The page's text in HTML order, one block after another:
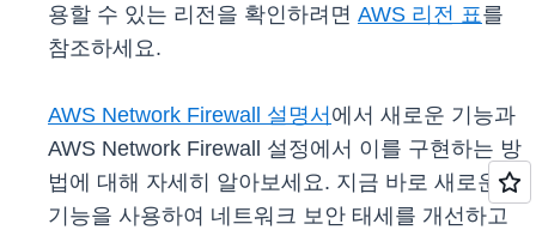
용할 수 있는 리전을 확인하려면 AWS 리전 표를
참조하세요.
AWS Network Firewall 설명서 에서 새로운 기능과
AWS Network Firewall 설정에서 이를 구현하는 방
법에 대해 자세히 알아보세요. 지금 바로 새로운
기능을 사용하여 네트워크 보안 태세를 개선하고